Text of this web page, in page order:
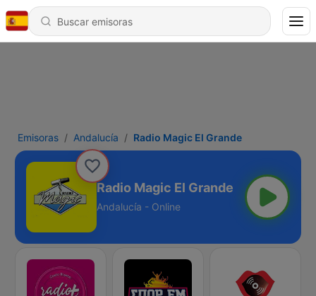
Emisoras Andalucía Radio Magic El Grande
Radio Magic El Grande
Andalucía - Online